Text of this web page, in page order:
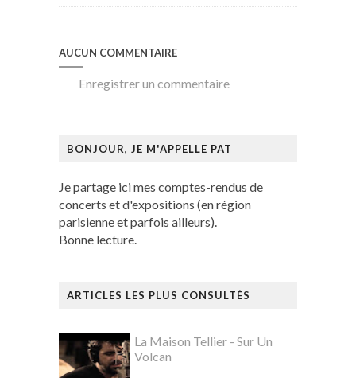
AUCUN COMMENTAIRE
Enregistrer un commentaire
BONJOUR, JE M'APPELLE PAT
Je partage ici mes comptes-rendus de
concerts et d'expositions (en région
parisienne et parfois ailleurs).
Bonne lecture.
ARTICLES LES PLUS CONSULTÉS
La Maison Tellier - Sur Un
Volcan